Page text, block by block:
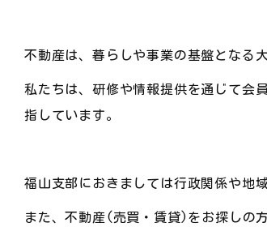
不動産は、暮らしや事業の基盤となる
私たちは、研修や情報提供を通じて会
指しています。
福山支部におきましては行政関係や地
また、不動産(売買・賃貸)をお探しの